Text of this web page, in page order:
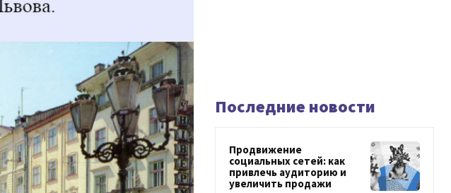
Последние новости
Продвижение
социальных сетей: как
привлечь аудиторию и
увеличить продажи